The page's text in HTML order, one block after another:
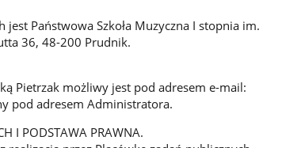
Państwowa Szkoła Muzyczna I stopnia im.
36, 48-200 Prudnik.
Pietrzak możliwy jest pod adresem e-mail:
pod adresem Administratora.
I PODSTAWA PRAWNA.